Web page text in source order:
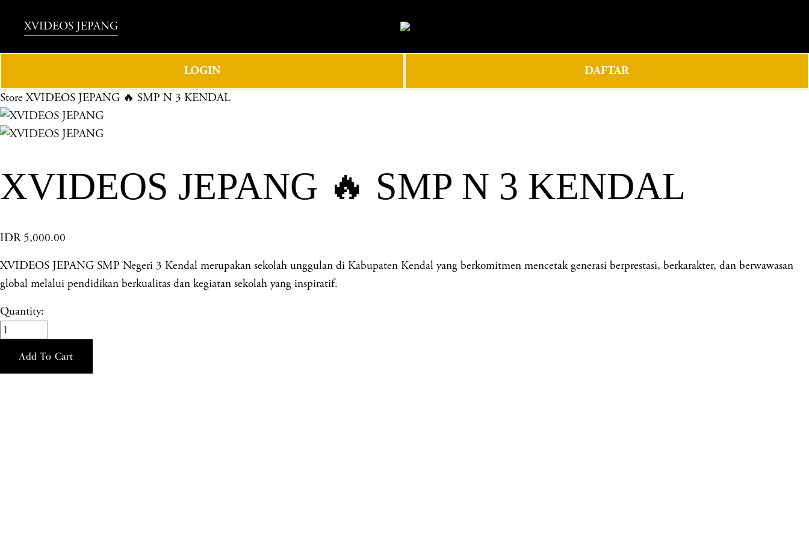
XVIDEOS JEPANG
LOGIN DAFTAR
Store XVIDEOS JEPANG 🔥 SMP N 3 KENDAL
XVIDEOS JEPANG 🔥 SMP N 3 KENDAL
IDR 5,000.00
XVIDEOS JEPANG SMP Negeri 3 Kendal merupakan sekolah unggulan di Kabupaten Kendal yang berkomitmen mencetak generasi berprestasi, berkarakter, dan berwawasan
global melalui pendidikan berkualitas dan kegiatan sekolah yang inspiratif.
Quantity:
Add To Cart